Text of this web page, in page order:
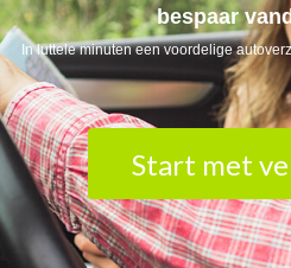
bespaar
In luttele minuten een voordelige
Start met